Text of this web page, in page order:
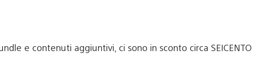
e contenuti aggiuntivi, ci sono in sconto circa